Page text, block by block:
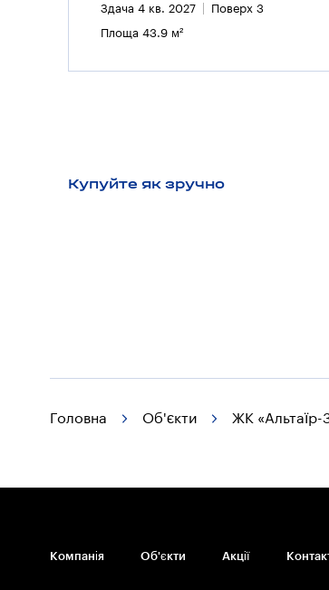
Здача 4 кв. 2027 Поверх 3
Площа 43.9 м²
Купуйте як зручно
Головна Об'єкти ЖК «Альтаїр-
Компанія Об'єкти Акції